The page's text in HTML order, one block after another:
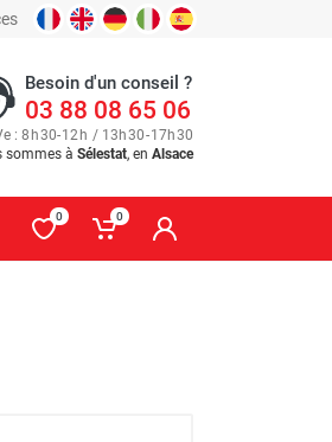
Besoin d'un conseil ?
03 88 08 65 06
: 8h30-12h / 13h30-17h30
sommes à Sélestat, en Alsace
0 0